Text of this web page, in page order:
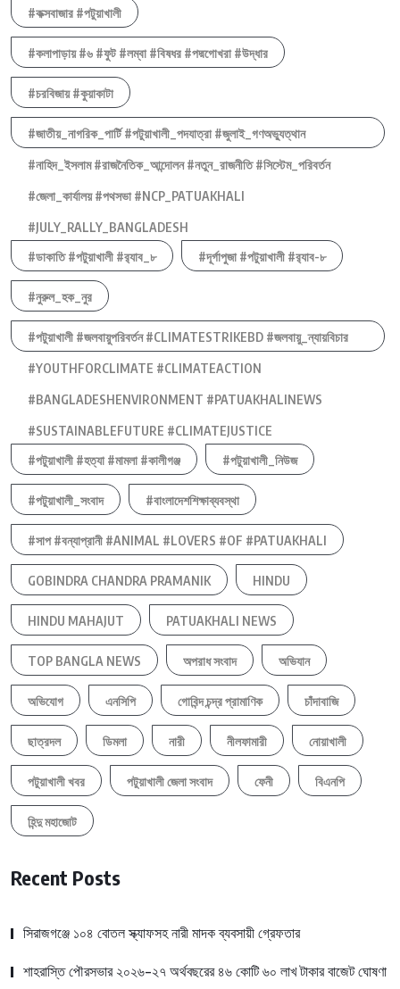
#কক্সবাজার #পটুয়াখালী
#কলাপাড়ায় #৬ #ফুট #লম্বা #বিষধর #পদ্মগোখরা #উদ্ধার
#চরবিজায় #কুয়াকাটা
#জাতীয়_নাগরিক_পার্টি #পটুয়াখালী_পদযাত্রা #জুলাই_গণঅভ্যুত্থান
#নাহিদ_ইসলাম #রাজনৈতিক_আন্দোলন #নতুন_রাজনীতি #সিস্টেম_পরিবর্তন
#জেলা_কার্যালয় #পথসভা #NCP_PATUAKHALI
#JULY_RALLY_BANGLADESH
#ডাকাতি #পটুয়াখালী #র‍্যাব_৮
#দূর্গাপুজা #পটুয়াখালী #র‍্যাব-৮
#নুরুল_হক_নুর
#পটুয়াখালী #জলবায়ুপরিবর্তন #CLIMATESTRIKEBD #জলবায়ু_ন্যায়বিচার
#YOUTHFORCLIMATE #CLIMATEACTION
#BANGLADESHENVIRONMENT #PATUAKHALINEWS
#SUSTAINABLEFUTURE #CLIMATEJUSTICE
#পটুয়াখালী #হত্যা #মামলা #কালীগঞ্জ
#পটুয়াখালী_নিউজ
#পটুয়াখালী_সংবাদ #বাংলাদেশশিক্ষাব্যবস্থা
#সাপ #বন্যাপ্রানী #ANIMAL #LOVERS #OF #PATUAKHALI
GOBINDRA CHANDRA PRAMANIK HINDU
HINDU MAHAJUT PATUAKHALI NEWS
TOP BANGLA NEWS অপরাধ সংবাদ অভিযান
অভিযোগ এনসিপি গোবিন্দ চন্দ্র প্রামাণিক চাঁদাবাজি
ছাত্রদল ডিমলা নারী নীলফামারী নোয়াখালী
পটুয়াখালী খবর পটুয়াখালী জেলা সংবাদ ফেনী বিএনপি
হিন্দু মহাজোট
Recent Posts
সিরাজগঞ্জে ১০৪ বোতল স্ক্যাফসহ নারী মাদক ব্যবসায়ী গ্রেফতার
শাহরাস্তি পৌরসভার ২০২৬-২৭ অর্থবছরের ৪৬ কোটি ৬০ লাখ টাকার বাজেট ঘোষণা